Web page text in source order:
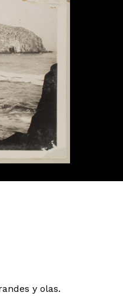
y olas.